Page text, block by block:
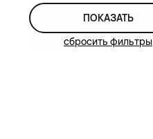
ПОКАЗАТЬ
сбросить фильтры